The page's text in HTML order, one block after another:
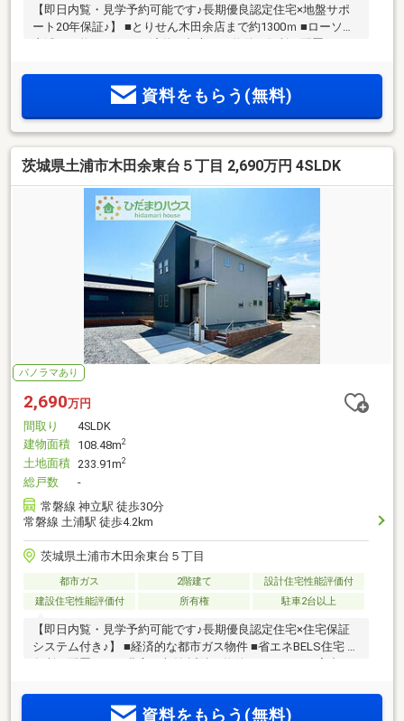
【即日内覧・見学予約可能です♪長期優良認定住宅×地盤サポ
ート20年保証♪】 ■とりせん木田余店まで約1300ｍ ■ローソン
資料をもらう(無料)
茨城県土浦市木田余東台５丁目 2,690万円 4SLDK
パノラマあり
2,690万円
間取り
4SLDK
建物面積 108.48m2
土地面積 233.91m2
総戸数
-
常磐線 神立駅 徒歩30分
常磐線 土浦駅 徒歩4.2km
茨城県土浦市木田余東台５丁目
都市ガス 2階建て
設計住宅性能評価付
建設住宅性能評価付
所有権 駐車2台以上
【即日内覧・見学予約可能です♪長期優良認定住宅×住宅保証
システム付き♪】 ■経済的な都市ガス物件 ■省エネBELS住宅 ■
資料をもらう(無料)